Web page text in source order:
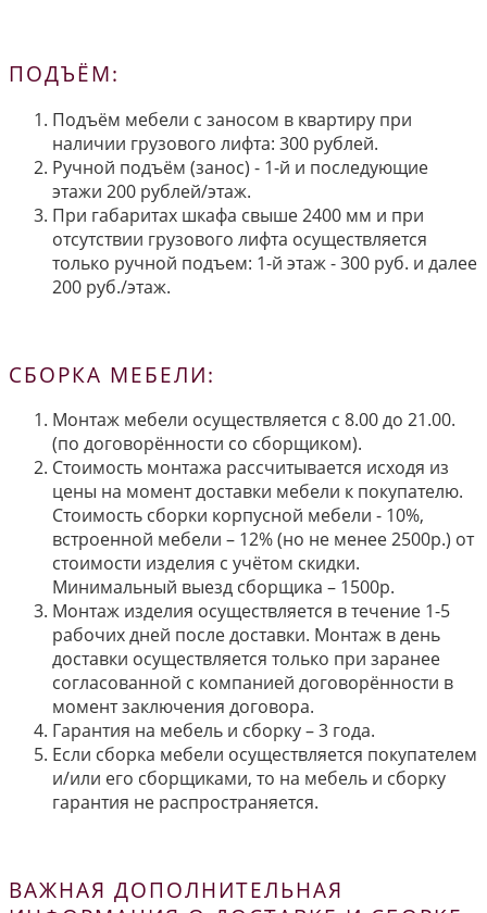
ПОДЪЁМ:
Подъём мебели с заносом в квартиру при
наличии грузового лифта: 300 рублей.
Ручной подъём (занос) - 1-й и последующие
этажи 200 рублей/этаж.
При габаритах шкафа свыше 2400 мм и при
отсутствии грузового лифта осуществляется
только ручной подъем: 1-й этаж - 300 руб. и далее
200 руб./этаж.
СБОРКА МЕБЕЛИ:
Монтаж мебели осуществляется с 8.00 до 21.00.
(по договорённости со сборщиком).
Стоимость монтажа рассчитывается исходя из
цены на момент доставки мебели к покупателю.
Стоимость сборки корпусной мебели - 10%,
встроенной мебели – 12% (но не менее 2500р.) от
стоимости изделия с учётом скидки.
Минимальный выезд сборщика – 1500р.
Монтаж изделия осуществляется в течение 1-5
рабочих дней после доставки. Монтаж в день
доставки осуществляется только при заранее
согласованной с компанией договорённости в
момент заключения договора.
Гарантия на мебель и сборку – 3 года.
Если сборка мебели осуществляется покупателем
и/или его сборщиками, то на мебель и сборку
гарантия не распространяется.
ВАЖНАЯ ДОПОЛНИТЕЛЬНАЯ